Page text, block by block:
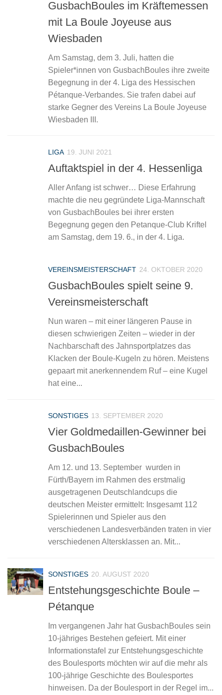
GusbachBoules im Kräftemessen
mit La Boule Joyeuse aus
Wiesbaden
Am Samstag, dem 3. Juli, hatten die
Spieler*innen von GusbachBoules ihre zweite
Begegnung in der 4. Liga des Hessischen
Pétanque-Verbandes. Sie trafen dabei auf
starke Gegner des Vereins La Boule Joyeuse
Wiesbaden III.
LIGA 19. JUNI 2021
Auftaktspiel in der 4. Hessenliga
Aller Anfang ist schwer… Diese Erfahrung
machte die neu gegründete Liga-Mannschaft
von GusbachBoules bei ihrer ersten
Begegnung gegen den Petanque-Club Kriftel
am Samstag, dem 19. 6., in der 4. Liga.
VEREINSMEISTERSCHAFT 24. OKTOBER 2020
GusbachBoules spielt seine 9.
Vereinsmeisterschaft
Nun waren – mit einer längeren Pause in
diesen schwierigen Zeiten – wieder in der
Nachbarschaft des Jahnsportplatzes das
Klacken der Boule-Kugeln zu hören. Meistens
gepaart mit anerkennendem Ruf – eine Kugel
hat eine...
SONSTIGES 13. SEPTEMBER 2020
Vier Goldmedaillen-Gewinner bei
GusbachBoules
Am 12. und 13. September wurden in
Fürth/Bayern im Rahmen des erstmalig
ausgetragenen Deutschlandcups die
deutschen Meister ermittelt: Insgesamt 112
Spielerinnen und Spieler aus den
verschiedenen Landesverbänden traten in vier
verschiedenen Altersklassen an. Mit...
SONSTIGES 20. AUGUST 2020
Entstehungsgeschichte Boule –
Pétanque
Im vergangenen Jahr hat GusbachBoules sein
10-jähriges Bestehen gefeiert. Mit einer
Informationstafel zur Entstehungsgeschichte
des Boulesports möchten wir auf die mehr als
100-jährige Geschichte des Boulesportes
hinweisen. Da der Boulesport in der Regel im...